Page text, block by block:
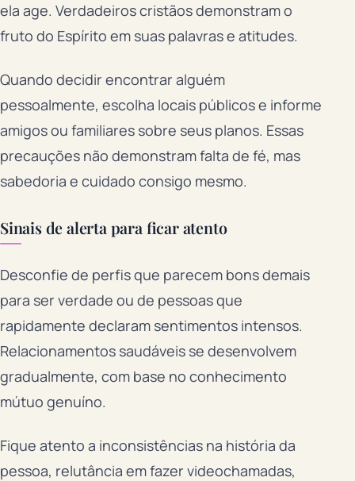
ela age. Verdadeiros cristãos demonstram o
fruto do Espírito em suas palavras e atitudes.
Quando decidir encontrar alguém
pessoalmente, escolha locais públicos e informe
amigos ou familiares sobre seus planos. Essas
precauções não demonstram falta de fé, mas
sabedoria e cuidado consigo mesmo.
Sinais de alerta para ficar atento
Desconfie de perfis que parecem bons demais
para ser verdade ou de pessoas que
rapidamente declaram sentimentos intensos.
Relacionamentos saudáveis se desenvolvem
gradualmente, com base no conhecimento
mútuo genuíno.
Fique atento a inconsistências na história da
pessoa, relutância em fazer videochamadas,